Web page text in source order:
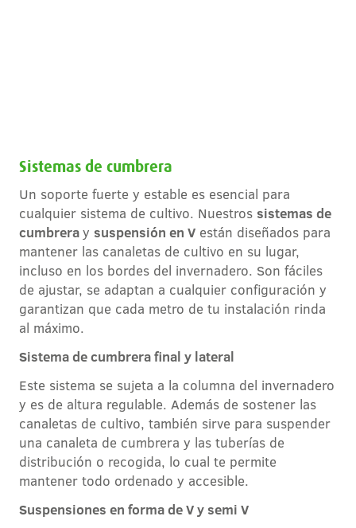
Sistemas de cumbrera
Un soporte fuerte y estable es esencial para
cualquier sistema de cultivo. Nuestros sistemas de
cumbreray suspensión en V están diseñados para
mantener las canaletas de cultivo en su lugar,
incluso en los bordes del invernadero. Son fáciles
de ajustar, se adaptan a cualquier configuración y
garantizan que cada metro de tu instalación rinda
al máximo.
Sistema de cumbrera final y lateral
Este sistema se sujeta a la columna del invernadero
y es de altura regulable. Además de sostener las
canaletas de cultivo, también sirve para suspender
una canaleta de cumbrera y las tuberías de
distribución o recogida, lo cual te permite
mantener todo ordenado y accesible.
Suspensiones en forma de V y semi V